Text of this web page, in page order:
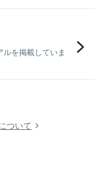
を掲載していま
ついて